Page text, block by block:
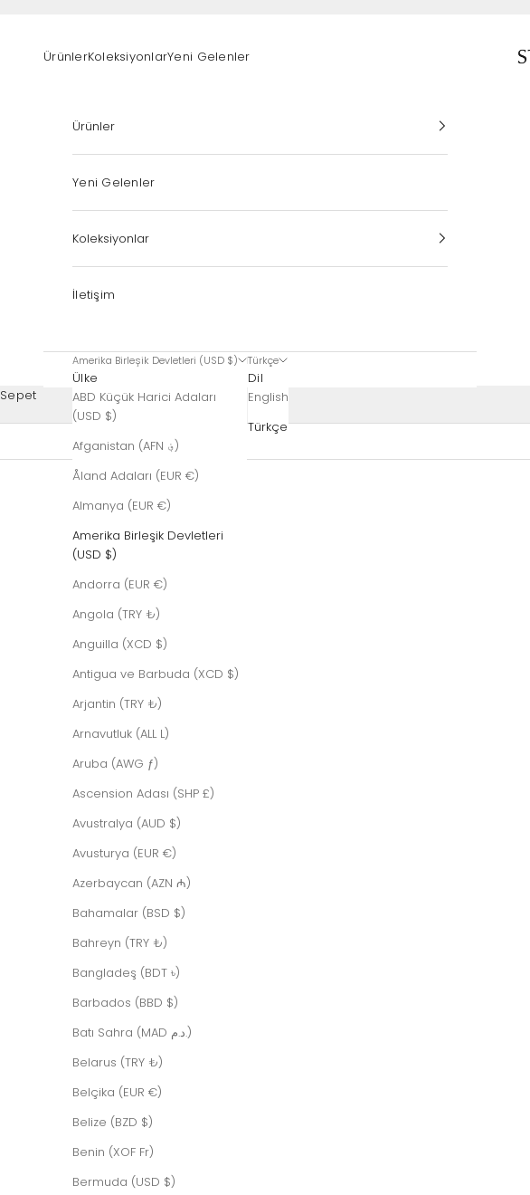
ÜrünlerKoleksiyonlarYeni Gelenler
Ürünler
Yeni Gelenler
Koleksiyonlar
İletişim
Amerika Birleşik Devletleri (USD $)
Ülke
ABD Küçük Harici Adaları
(USD $)
Afganistan (AFN ؋)
Åland Adaları (EUR €)
Almanya (EUR €)
Amerika Birleşik Devletleri
(USD $)
Andorra (EUR €)
Angola (TRY ₺)
Anguilla (XCD $)
Antigua ve Barbuda (XCD $)
Arjantin (TRY ₺)
Arnavutluk (ALL L)
Aruba (AWG ƒ)
Ascension Adası (SHP £)
Avustralya (AUD $)
Avusturya (EUR €)
Azerbaycan (AZN ₼)
Bahamalar (BSD $)
Bahreyn (TRY ₺)
Bangladeş (BDT ৳)
Barbados (BBD $)
Batı Sahra (MAD د.م.)
Belarus (TRY ₺)
Belçika (EUR €)
Belize (BZD $)
Benin (XOF Fr)
Bermuda (USD $)
Türkçe
Dil
English
Türkçe
Sepet